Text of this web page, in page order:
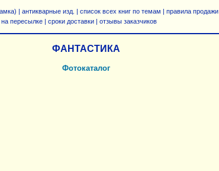
| антикварные изд. | список всех книг по темам | правила продажи
на пересылке | сроки доставки | отзывы заказчиков
ФАНТАСТИКА
Фотокаталог